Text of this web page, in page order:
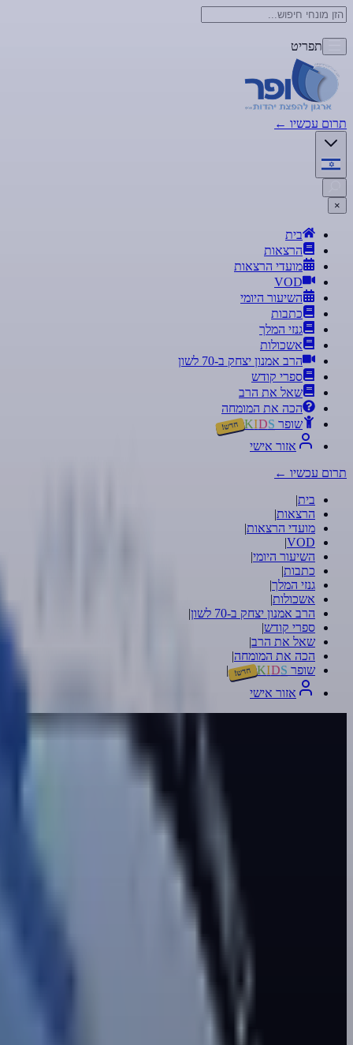
תפריט
תרום עכשיו ←
×
בית
הרצאות
מועדי הרצאות
VOD
השיעור היומי
כתבות
גנזי המלך
אשכולות
הרב אמנון יצחק ב-70 לשון
ספרי קודש
שאל את הרב
הכה את המומחה
שופר
KIDS חדש!
אזור אישי
תרום עכשיו ←
בית|
הרצאות|
מועדי הרצאות|
VOD
|
השיעור היומי|
כתבות|
גנזי המלך|
אשכולות|
הרב אמנון יצחק ב-70 לשון
|
ספרי קודש|
שאל את הרב|
הכה את המומחה|
שופר
KIDS חדש! |
אזור אישי